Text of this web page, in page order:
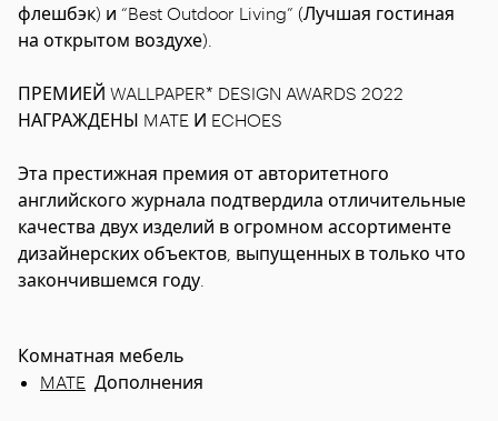
флешбэк) и “Best Outdoor Living” (Лучшая гостиная
на открытом воздухе).
ПРЕМИЕЙ WALLPAPER* DESIGN AWARDS 2022
НАГРАЖДЕНЫ MATE И ECHOES
Эта престижная премия от авторитетного
английского журнала подтвердила отличительные
качества двух изделий в огромном ассортименте
дизайнерских объектов, выпущенных в только что
закончившемся году.
Комнатная мебель
MATE Дополнения